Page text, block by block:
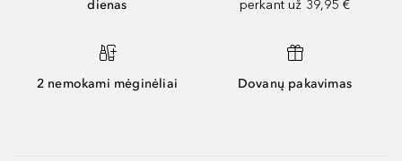
dienas perkant už 39,95 €
2 nemokami mėginėliai Dovanų pakavimas